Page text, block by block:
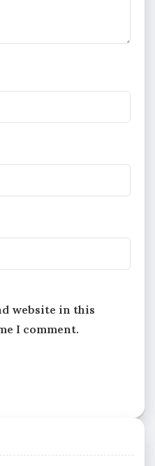
website in this
I comment.